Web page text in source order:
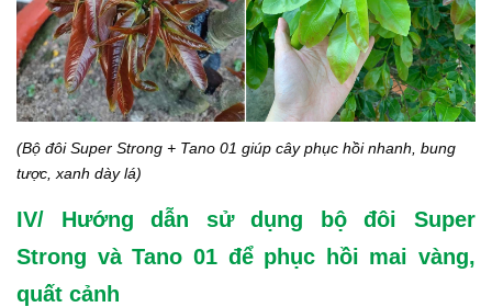
(Bộ đôi Super Strong + Tano 01 giúp cây phục hồi nhanh, bung
tược, xanh dày lá)
IV/ Hướng dẫn sử dụng bộ đôi Super
Strong và Tano 01 để phục hồi mai vàng,
quất cảnh